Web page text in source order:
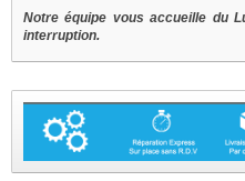
Notre équipe vous accueille du
interruption.